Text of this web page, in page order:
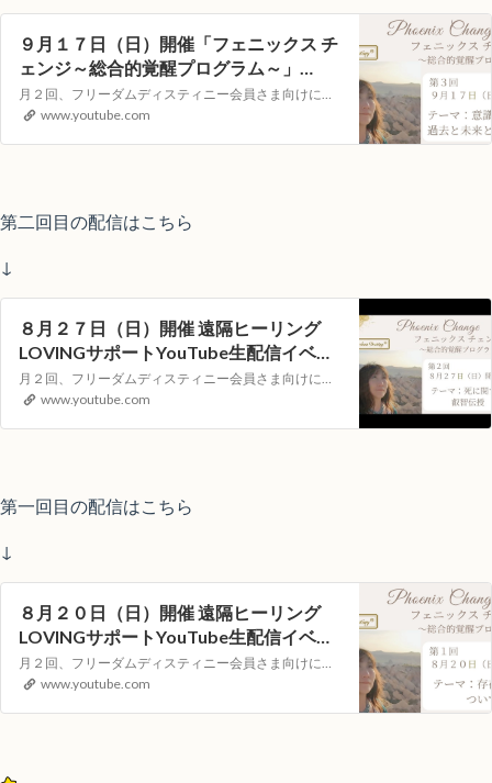
９月１７日（日）開催「フェニックス チ
ェンジ～総合的覚醒プログラム～」
YouTubeライブヒーリングイベント
月２回、フリーダムディスティニー会員さま向けに遠隔ヒーリングLOVINGサポートをYouTubeの生配信でお届けします。視聴者参加型のイベントとなりますので次回、どんなテーマで講座を開いてほしいか？等のリクエストや配信中のコメントもお受付しています！【第一回目）配信日時】９月１７日（日）１０：００～（約４０分）【…
www.youtube.com
第二回目の配信はこちら
↓
８月２７日（日）開催 遠隔ヒーリング
LOVINGサポートYouTube生配信イベン
ト
月２回、フリーダムディスティニー会員さま向けに遠隔ヒーリングLOVINGサポートをYouTubeの生配信でお届けします。視聴者参加型のイベントとなりますので次回、どんなテーマで講座を開いてほしいか？等のリクエストや配信中のコメントもお受付しています！【第二回目）配信日時】８月２７日（日）１０：００～（約４０分）《…
www.youtube.com
第一回目の配信はこちら
↓
８月２０日（日）開催 遠隔ヒーリング
LOVINGサポートYouTube生配信イベン
ト
月２回、フリーダムディスティニー会員さま向けに遠隔ヒーリングLOVINGサポートをYouTubeの生配信でお届けします。視聴者参加型のイベントとなりますので次回、どんなテーマで講座を開いてほしいか？等のリクエストや配信中のコメントもお受付しています！【第一回目）配信日時】８月２０日（日）１０：００～（約４０分）【…
www.youtube.com